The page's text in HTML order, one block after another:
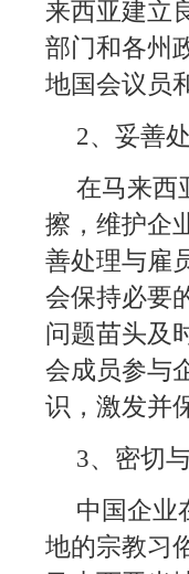
来西亚建立
部门和各州
地国会议员
2、妥善
在马来西
擦，维护企
善处理与雇
会保持必要
问题苗头及
会成员参与
识，激发并
3、密切
中国企业
地的宗教习